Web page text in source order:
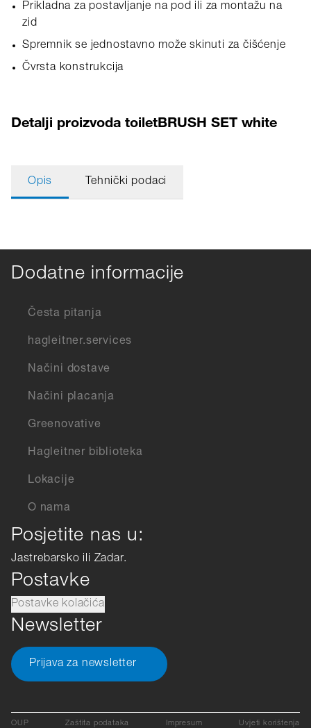
Prikladna za postavljanje na pod ili za montažu na
zid
Spremnik se jednostavno može skinuti za čišćenje
Čvrsta konstrukcija
Detalji proizvoda toiletBRUSH SET white
Opis Tehnički podaci
Dodatne informacije
Česta pitanja
hagleitner.services
Načini dostave
Načini placanja
Greenovative
Hagleitner biblioteka
Lokacije
O nama
Posjetite nas u:
Jastrebarsko ili Zadar.
Postavke
Postavke kolačića
Newsletter
Prijava za newsletter
OUP Zaštita podataka Impresum Uvjeti korištenja